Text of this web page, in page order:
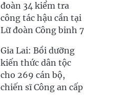
đoàn 34 kiểm tra
công tác hậu cần tại
Lữ đoàn Công binh 7
Gia Lai: Bồi dưỡng
kiến thức dân tộc
cho 269 cán bộ,
chiến sĩ Công an cấp